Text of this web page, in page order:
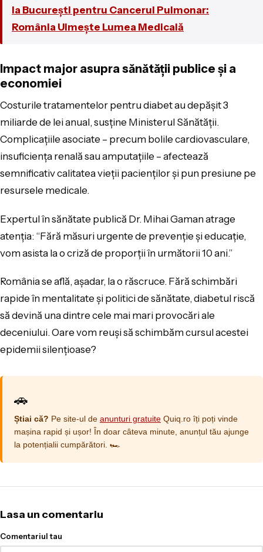
la București pentru Cancerul Pulmonar:
România Uimește Lumea Medicală
Impact major asupra sănătății publice și a
economiei
Costurile tratamentelor pentru diabet au depășit 3
miliarde de lei anual, susține Ministerul Sănătății.
Complicațiile asociate – precum bolile cardiovasculare,
insuficiența renală sau amputațiile – afectează
semnificativ calitatea vieții pacienților și pun presiune pe
resursele medicale.
Expertul în sănătate publică Dr. Mihai Gaman atrage
atenția: “Fără măsuri urgente de prevenție și educație,
vom asista la o criză de proporții în următorii 10 ani.”
România se află, așadar, la o răscruce. Fără schimbări
rapide în mentalitate și politici de sănătate, diabetul riscă
să devină una dintre cele mai mari provocări ale
deceniului. Oare vom reuși să schimbăm cursul acestei
epidemii silențioase?
🚗
Știai că? Pe site-ul de anunturi gratuite Quiq.ro îți poți vinde
mașina rapid și ușor! În doar câteva minute, anunțul tău ajunge
la potențialii cumpărători. 🏎️
Lasa un comentariu
Comentariul tau